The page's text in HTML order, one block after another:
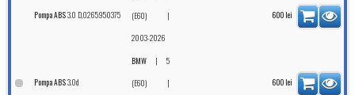
Pompa ABS3.0 D,0265950375
(E60) |
2003-2026
600 lei
Pompa ABS3.0d
BMW |5
(E60) |
600 lei